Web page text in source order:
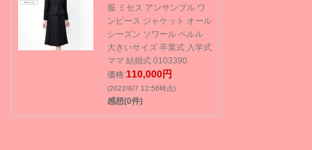
服 ミセス アンサンブル ワ
ンピース ジャケット オール
シーズン ソワール ペルル
大きいサイズ 卒業式 入学式
ママ 結婚式 0103390
価格:110,000円
(2022/8/7 12:56時点)
感想(0件)